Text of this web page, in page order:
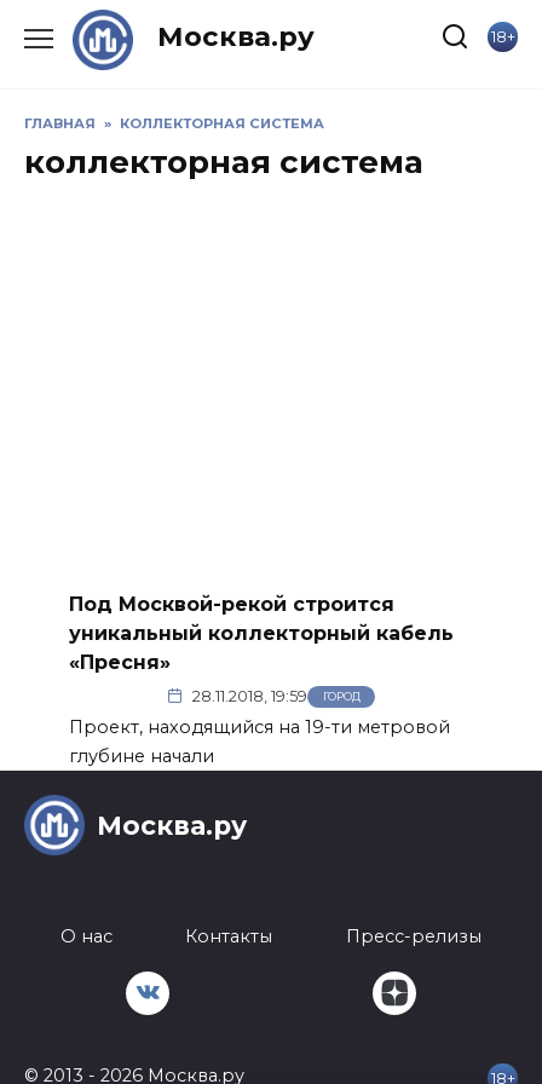
Москва.ру 18+
ГЛАВНАЯ » КОЛЛЕКТОРНАЯ СИСТЕМА
коллекторная система
Под Москвой-рекой строится
уникальный коллекторный кабель
«Пресня»
28.11.2018, 19:59 ГОРОД
Проект, находящийся на 19-ти метровой
глубине начали
Москва.ру
О нас Контакты Пресс-релизы
© 2013 - 2026 Москва.ру 18+